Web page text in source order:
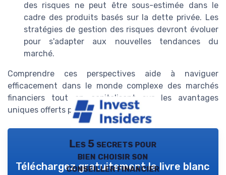
des risques ne peut être sous-estimée dans le
cadre des produits basés sur la dette privée. Les
stratégies de gestion des risques devront évoluer
pour s'adapter aux nouvelles tendances du
marché.
Comprendre ces perspectives aide à naviguer
efficacement dans le monde complexe des marchés
financiers tout en capitalisant sur les avantages
uniques offerts par le crédit privé.
Les 5 secrets pour
bien choisir son
conseiller financier
Téléchargez gratuitement le livre blanc